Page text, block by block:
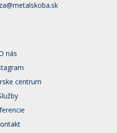
nás
centrum